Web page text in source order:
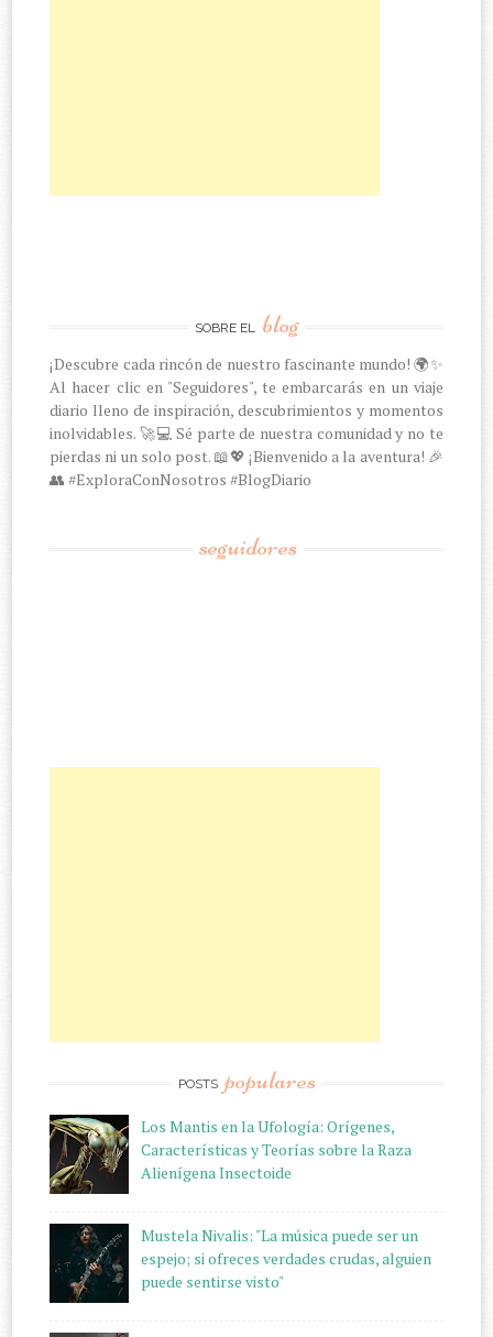
SOBRE EL blog
¡Descubre cada rincón de nuestro fascinante mundo! 🌍✨
Al hacer clic en "Seguidores", te embarcarás en un viaje
diario lleno de inspiración, descubrimientos y momentos
inolvidables. 🚀💻 Sé parte de nuestra comunidad y no te
pierdas ni un solo post. 📖💖 ¡Bienvenido a la aventura! 🎉
👥 #ExploraConNosotros #BlogDiario
seguidores
POSTS populares
Los Mantis en la Ufología: Orígenes,
Características y Teorías sobre la Raza
Alienígena Insectoide
Mustela Nivalis: "La música puede ser un
espejo; si ofreces verdades crudas, alguien
puede sentirse visto"